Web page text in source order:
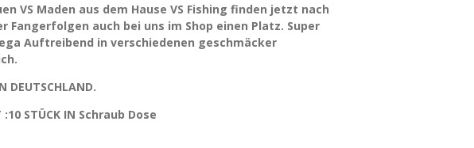
VS Maden aus dem Hause VS Fishing finden jetzt nach
Fangerfolgen auch bei uns im Shop einen Platz. Super
Auftreibend in verschiedenen geschmäcker
DEUTSCHLAND.
:10 STÜCK IN Schraub Dose